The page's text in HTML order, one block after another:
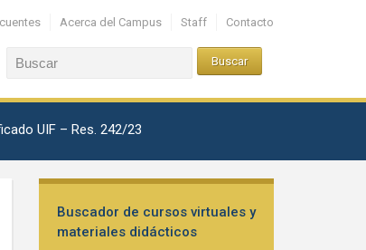
Acerca del Campus Staff Contacto
UIF – Res. 242/23
Buscador de cursos virtuales y
materiales didácticos